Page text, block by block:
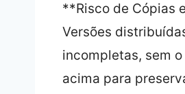
**Risco de Cópias
Versões
incompletas, sem
acima para